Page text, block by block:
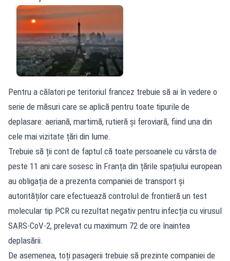
Pentru a călatori pe teritoriul francez trebuie să ai în vedere o
serie de măsuri care se aplică pentru toate tipurile de
deplasare: aeriană, martimă, rutieră și feroviară, fiind una din
cele mai vizitate țări din lume.
Trebuie să ții cont de faptul că toate persoanele cu vârsta de
peste 11 ani care sosesc în Franța din țările spațiului european
au obligația de a prezenta companiei de transport și
autorităților care efectuează controlul de frontieră un test
molecular tip PCR cu rezultat negativ pentru infecția cu virusul
SARS-CoV-2, prelevat cu maximum 72 de ore înaintea
deplasării.
De asemenea, toți pasagerii trebuie să prezinte companiei de